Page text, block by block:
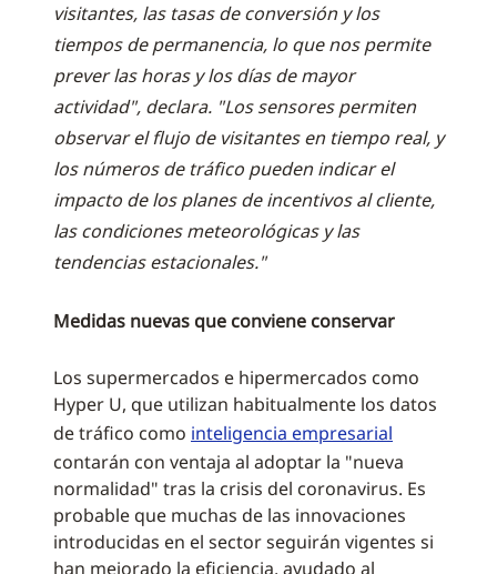
visitantes, las tasas de conversión y los
tiempos de permanencia, lo que nos permite
prever las horas y los días de mayor
actividad", declara. "Los sensores permiten
observar el flujo de visitantes en tiempo real, y
los números de tráfico pueden indicar el
impacto de los planes de incentivos al cliente,
las condiciones meteorológicas y las
tendencias estacionales."
Medidas nuevas que conviene conservar
Los supermercados e hipermercados como
Hyper U, que utilizan habitualmente los datos
de tráfico como inteligencia empresarial
contarán con ventaja al adoptar la "nueva
normalidad" tras la crisis del coronavirus. Es
probable que muchas de las innovaciones
introducidas en el sector seguirán vigentes si
han mejorado la eficiencia, ayudado al